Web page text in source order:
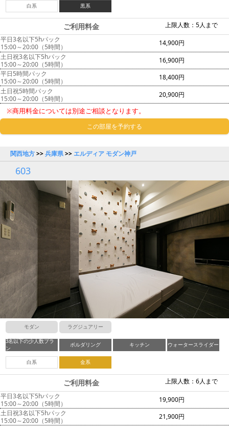
白系 黒系
上限人数：5人まで
ご利用料金
平日3名以下5hパック
15:00～20:00（5時間）
14,900円
土日祝3名以下5hパック
15:00～20:00（5時間）
16,900円
平日5時間パック
15:00～20:00（5時間）
18,400円
土日祝5時間パック
15:00～20:00（5時間）
20,900円
※商用料金については別途ご相談となります。
この部屋を予約する
関西地方>>兵庫県>> エルディア モダン神戸
603
モダン ラグジュアリー
3名以下の少人数プラ
ン
ボルダリング キッチン ウォータースライダー
白系 金系
上限人数：6人まで
ご利用料金
平日3名以下5hパック
15:00～20:00（5時間）
19,900円
土日祝3名以下5hパック
15:00～20:00（5時間）
21,900円